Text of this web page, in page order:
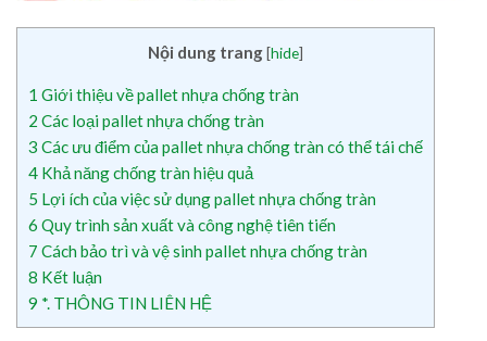
Nội dung trang[hide]
1 Giới thiệu về pallet nhựa chống tràn
2 Các loại pallet nhựa chống tràn
3 Các ưu điểm của pallet nhựa chống tràn có thể tái chế
4 Khả năng chống tràn hiệu quả
5 Lợi ích của việc sử dụng pallet nhựa chống tràn
6 Quy trình sản xuất và công nghệ tiên tiến
7 Cách bảo trì và vệ sinh pallet nhựa chống tràn
8 Kết luận
9 *. THÔNG TIN LIÊN HỆ